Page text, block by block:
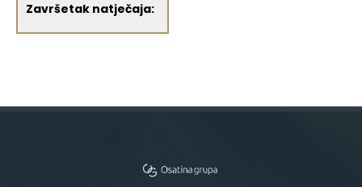
Završetak natječaja: